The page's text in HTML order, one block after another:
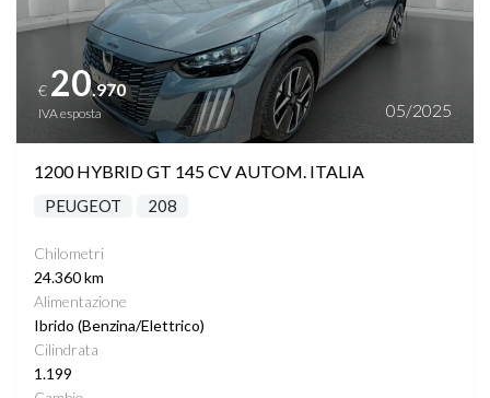
€ 20.970
IVA esposta 05/2025
1200 HYBRID GT 145 CV AUTOM. ITALIA
PEUGEOT 208
Chilometri
24.360 km
Alimentazione
Ibrido (Benzina/Elettrico)
Cilindrata
1.199